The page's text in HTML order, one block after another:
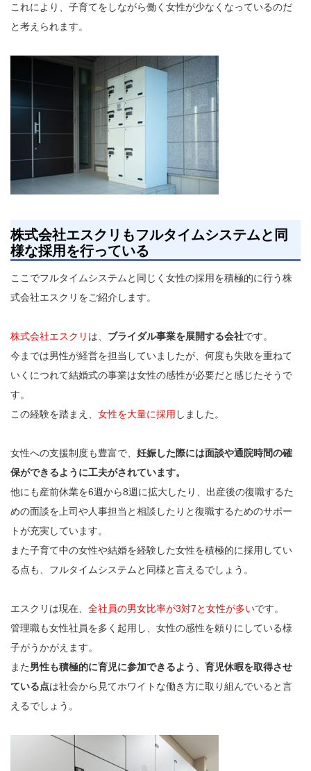
これにより、子育てをしながら働く女性が少なくなっているのだ
と考えられます。
株式会社エスクリもフルタイムシステムと同
様な採用を行っている
ここでフルタイムシステムと同じく女性の採用を積極的に行う株
式会社エスクリをご紹介します。
株式会社エスクリ は、 ブライダル事業を展開する会社です。
今までは男性が経営を担当していましたが、何度も失敗を重ねて
いくにつれて結婚式の事業は女性の感性が必要だと感じたそうで
す。
この経験を踏まえ、 女性を大量に採用 しました。
女性への支援制度も豊富で、 妊娠した際には面談や通院時間の確
保ができるように工夫がされています。
他にも産前休業を6週から8週に拡大したり、出産後の復職するた
めの面談を上司や人事担当と相談したりと復職するためのサポー
トが充実しています。
また子育て中の女性や結婚を経験した女性を積極的に採用してい
る点も、フルタイムシステムと同様と言えるでしょう。
エスクリは現在、 全社員の男女比率が3対7と女性が多いです。
管理職も女性社員を多く起用し、女性の感性を頼りにしている様
子がうかがえます。
また男性も積極的に育児に参加できるよう、育児休暇を取得させ
ている点は社会から見てホワイトな働き方に取り組んでいると言
えるでしょう。